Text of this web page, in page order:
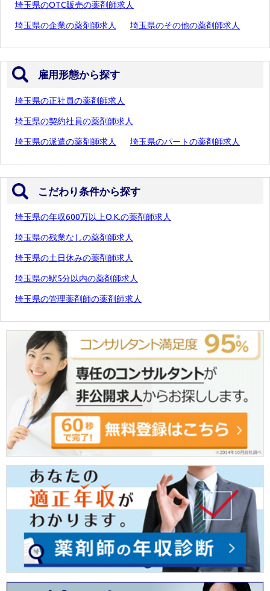
埼玉県のOTC販売の薬剤師求人
埼玉県の企業の薬剤師求人 埼玉県のその他の薬剤師求人
雇用形態から探す
埼玉県の正社員の薬剤師求人
埼玉県の契約社員の薬剤師求人
埼玉県の派遣の薬剤師求人 埼玉県のパートの薬剤師求人
こだわり条件から探す
埼玉県の年収600万以上O.K.の薬剤師求人
埼玉県の残業なしの薬剤師求人
埼玉県の土日休みの薬剤師求人
埼玉県の駅5分以内の薬剤師求人
埼玉県の管理薬剤師の薬剤師求人